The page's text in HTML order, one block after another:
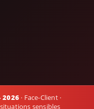
2026 · Face-Client ·
sensibles